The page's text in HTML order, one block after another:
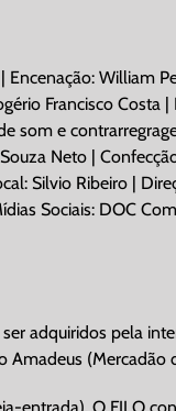
William
Francisco
som e
Neto |
Silvio Ribeiro |
Sociais: DOC
adquiridos pela
Amadeus